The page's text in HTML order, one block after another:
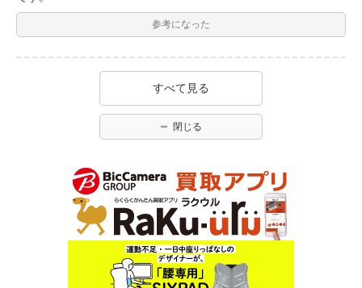
参考になった
すべて見る
閉じる